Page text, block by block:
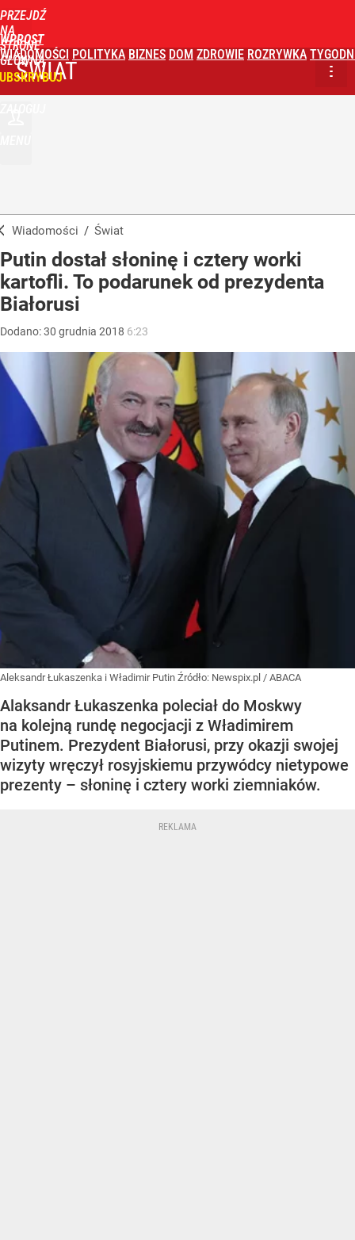
PRZEJDŹ
NA
STRONĘ
GŁÓWNĄ
WPROST
WIADOMOŚCI POLITYKA BIZNES DOM ZDROWIE ROZRYWKA
ŚWIAT
Wiadomości / Świat
Putin dostał słoninę i cztery worki
kartofli. To podarunek od prezydenta
Białorusi
Dodano:30 grudnia 2018 6:23
Aleksandr Łukaszenka i Władimir Putin Źródło: Newspix.pl / ABACA
Alaksandr Łukaszenka poleciał do Moskwy
na kolejną rundę negocjacji z Władimirem
Putinem. Prezydent Białorusi, przy okazji swojej
wizyty wręczył rosyjskiemu przywódcy nietypowe
prezenty – słoninę i cztery worki ziemniaków.